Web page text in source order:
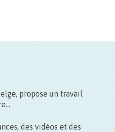
Noires, 4 – Mons
propose un travail
des vidéos et des